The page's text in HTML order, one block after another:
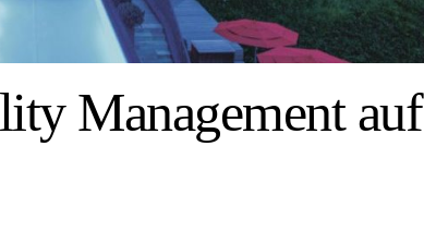
Management auf